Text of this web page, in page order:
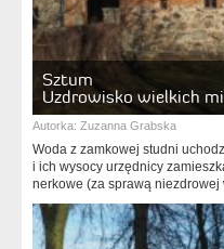
Sztum
Uzdrowisko wielkich
Autorka: Zuzanna Grabska
Woda z zamkowej studni
i ich wysocy urzędnicy
nerkowe (za sprawą